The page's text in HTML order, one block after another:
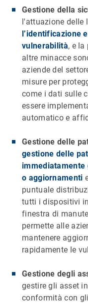
Gestione della
l'attuazione delle
l’identificazione
vulnerabilità, e
altre minacce
aziende del
misure per
come i dati sulle
essere
automatico e
Gestione delle
gestione delle
immediatamente
o aggiornamenti
puntuale
tutti i dispositivi
finestra di
permette alle
mantenere
rapidamente le
Gestione degli
gestire gli asset
conformità con